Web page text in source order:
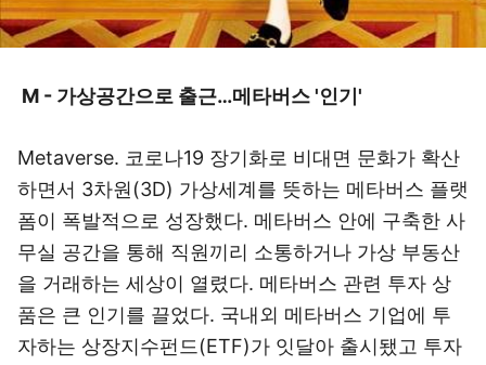
M - 가상공간으로 출근…메타버스 '인기'
Metaverse. 코로나19 장기화로 비대면 문화가 확산
하면서 3차원(3D) 가상세계를 뜻하는 메타버스 플랫
폼이 폭발적으로 성장했다. 메타버스 안에 구축한 사
무실 공간을 통해 직원끼리 소통하거나 가상 부동산
을 거래하는 세상이 열렸다. 메타버스 관련 투자 상
품은 큰 인기를 끌었다. 국내외 메타버스 기업에 투
자하는 상장지수펀드(ETF)가 잇달아 출시됐고 투자